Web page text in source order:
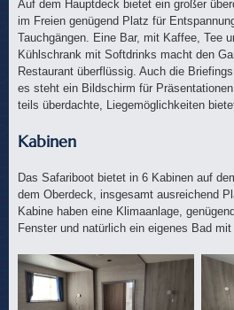
Auf dem Hauptdeck bietet ein großer
im Freien genügend Platz für
Tauchgängen. Eine Bar, mit Kaffee, Tee
Kühlschrank mit Softdrinks macht den
Restaurant überflüssig. Auch die
es steht ein Bildschirm für
teils überdachte, Liegemöglichkeiten
Kabinen
Das Safariboot bietet in 6 Kabinen auf
dem Oberdeck, insgesamt ausreichend
Kabine haben eine Klimaanlage,
Fenster und natürlich ein eigenes Bad